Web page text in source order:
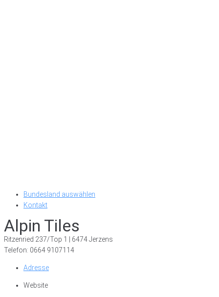
Bundesland auswählen
Kontakt
Alpin Tiles
Ritzenried 237/Top 1 | 6474 Jerzens
Telefon: 0664 9107114
Adresse
Website